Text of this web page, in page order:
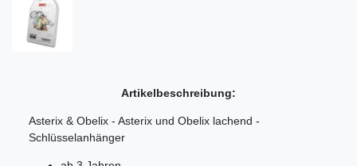
Artikelbeschreibung:
Asterix & Obelix - Asterix und Obelix lachend -
Schlüsselanhänger